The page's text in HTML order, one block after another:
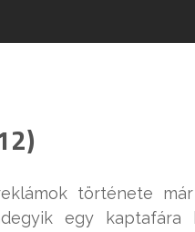
története
egy